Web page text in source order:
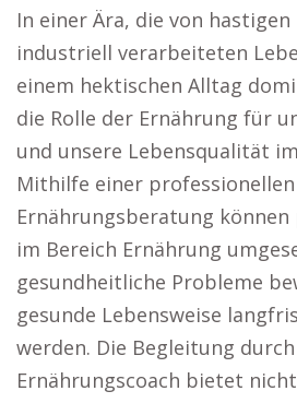
In einer Ära, die von
industriell verarbeiteten
einem hektischen Alltag
die Rolle der Ernährung für
und unsere Lebensqualität
Mithilfe einer professionellen
Ernährungsberatung können
im Bereich Ernährung
gesundheitliche Probleme
gesunde Lebensweise
werden. Die Begleitung
Ernährungscoach bietet